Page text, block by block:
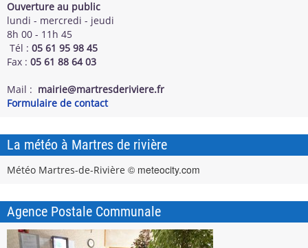
Ouverture au public
lundi - mercredi - jeudi
8h 00 - 11h 45
Tél : 05 61 95 98 45
Fax : 05 61 88 64 03
Mail : mairie@martresderiviere.fr
Formulaire de contact
La météo à Martres de rivière
Météo Martres-de-Rivière © meteocity.com
Agence Postale Communale